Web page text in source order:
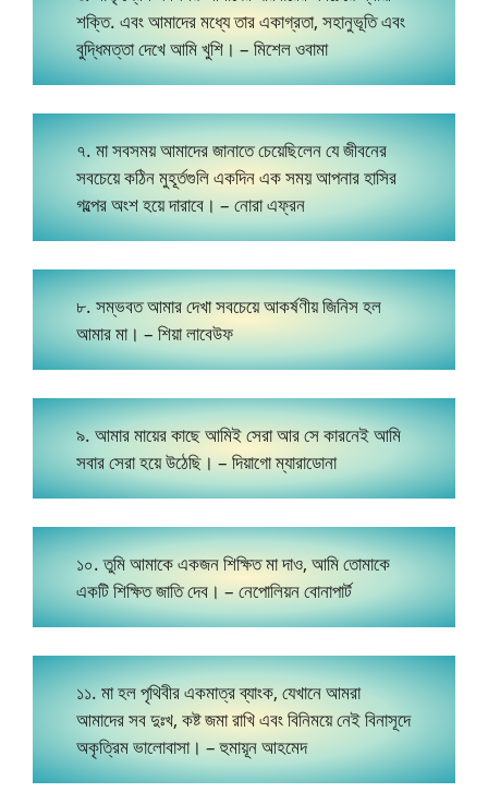
শক্তি. এবং আমাদের মধ্যে তার একাগ্রতা, সহানুভূতি এবং
বুদ্ধিমত্তা দেখে আমি খুশি। – মিশেল ওবামা
৭. মা সবসময় আমাদের জানাতে চেয়েছিলেন যে জীবনের
সবচেয়ে কঠিন মুহূর্তগুলি একদিন এক সময় আপনার হাসির
গল্পের অংশ হয়ে দারাবে। – নোরা এফ্রন
৮. সম্ভবত আমার দেখা সবচেয়ে আকর্ষণীয় জিনিস হল
আমার মা। – শিয়া লাবেউফ
৯. আমার মায়ের কাছে আমিই সেরা আর সে কারনেই আমি
সবার সেরা হয়ে উঠেছি। – দিয়াগো ম্যারাডোনা
১০. তুমি আমাকে একজন শিক্ষিত মা দাও, আমি তোমাকে
একটি শিক্ষিত জাতি দেব। – নেপোলিয়ন বোনাপার্ট
১১. মা হল পৃথিবীর একমাত্র ব্যাংক, যেখানে আমরা
আমাদের সব দুঃখ, কষ্ট জমা রাখি এবং বিনিময়ে নেই বিনাসূদে
অকৃত্রিম ভালোবাসা। – হুমায়ূন আহমেদ